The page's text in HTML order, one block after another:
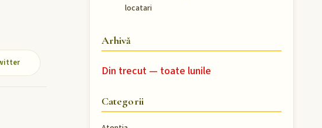
locatari
Arhivă
Din trecut — toate lunile
Categorii